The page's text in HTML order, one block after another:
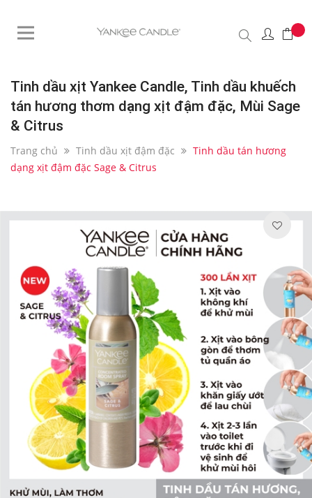
Tinh dầu xịt Yankee Candle, Tinh dầu khuếch
tán hương thơm dạng xịt đậm đặc, Mùi Sage
& Citrus
Trang chủ Tinh dầu xịt đậm đặc
Tinh dầu tán hương
dạng xịt đậm đặc Sage & Citrus